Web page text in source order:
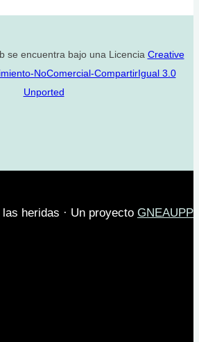
se encuentra bajo una Licencia Creative
NoComercial-CompartirIgual 3.0
Unported
heridas · Un proyecto GNEAUPP